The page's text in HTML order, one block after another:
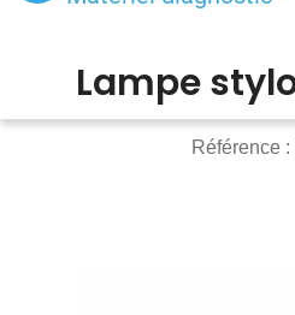
Lampe
Référence :